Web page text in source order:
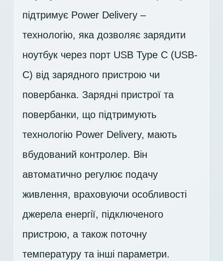
підтримує Power Delivery –
технологію, яка дозволяє зарядити
ноутбук через порт USB Type C (USB-
C) від зарядного пристрою чи
повербанка. Зарядні пристрої та
повербанки, що підтримують
технологію Power Delivery, мають
вбудований контролер. Він
автоматично регулює подачу
живлення, враховуючи особливості
джерела енергії, підключеного
пристрою, а також поточну
температуру та інші параметри.